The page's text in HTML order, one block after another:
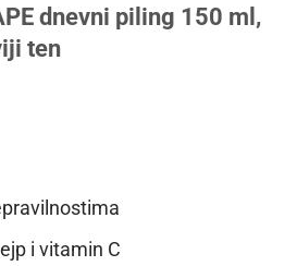
dnevni piling 150 ml,
ten
i vitamin C